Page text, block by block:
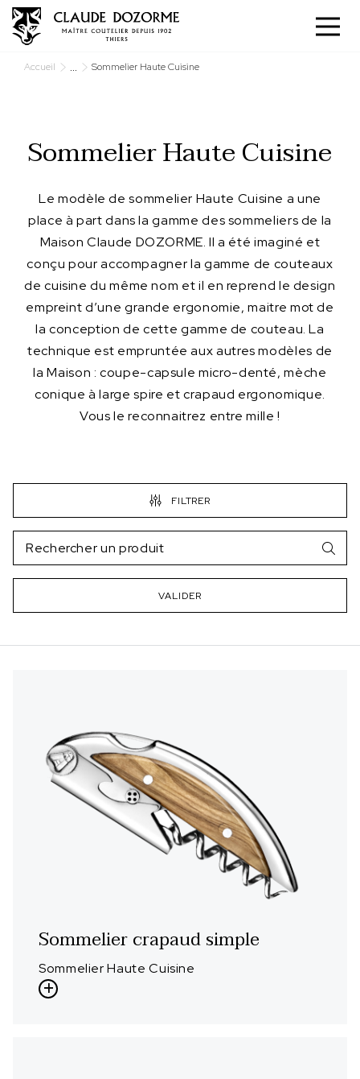
Accueil ... Sommelier Haute Cuisine
Sommelier Haute Cuisine
Le modèle de sommelier Haute Cuisine a une
place à part dans la gamme des sommeliers de la
Maison Claude DOZORME. Il a été imaginé et
conçu pour accompagner la gamme de couteaux
de cuisine du même nom et il en reprend le design
empreint d’une grande ergonomie, maitre mot de
la conception de cette gamme de couteau. La
technique est empruntée aux autres modèles de
la Maison : coupe-capsule micro-denté, mèche
conique à large spire et crapaud ergonomique.
Vous le reconnaitrez entre mille !
FILTRER
VALIDER
Sommelier crapaud simple
Sommelier Haute Cuisine
Panneau de gestion des cookies